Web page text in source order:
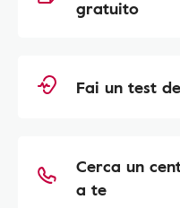
gratuito
Fai un test
Cerca un
a te